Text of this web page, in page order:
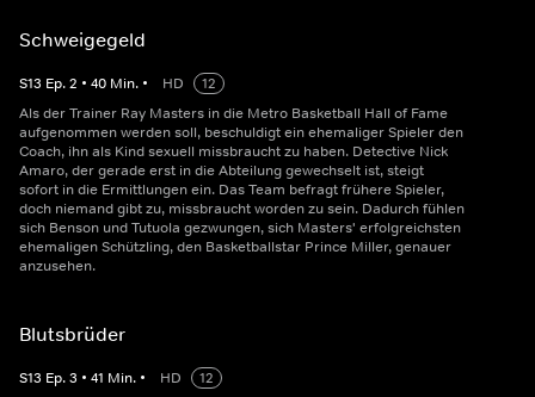
Schweigegeld
S13 Ep.2 • 40 Min. • HD
12
Als der Trainer Ray Masters in die Metro Basketball Hall of Fame
aufgenommen werden soll, beschuldigt ein ehemaliger Spieler den
Coach, ihn als Kind sexuell missbraucht zu haben. Detective Nick
Amaro, der gerade erst in die Abteilung gewechselt ist, steigt
sofort in die Ermittlungen ein. Das Team befragt frühere Spieler,
doch niemand gibt zu, missbraucht worden zu sein. Dadurch fühlen
sich Benson und Tutuola gezwungen, sich Masters' erfolgreichsten
ehemaligen Schützling, den Basketballstar Prince Miller, genauer
anzusehen.
Blutsbrüder
S13 Ep.3 • 41 Min. • HD
12